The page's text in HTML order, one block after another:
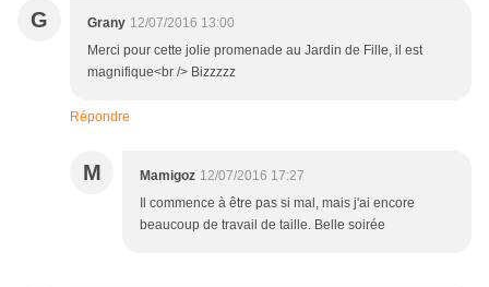
G Grany 12/07/2016 13:00
Merci pour cette jolie promenade au Jardin de Fille, il est
magnifique<br /> Bizzzzz
Répondre
M Mamigoz 12/07/2016 17:27
Il commence à être pas si mal, mais j'ai encore
beaucoup de travail de taille. Belle soirée